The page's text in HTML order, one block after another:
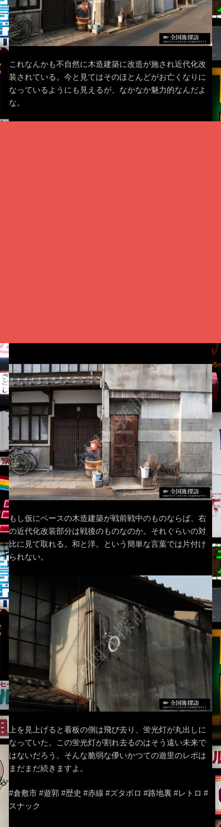
これなんかも不自然に木造建築に改造が施され近代化改
装されている。今と見てはそのほとんどがお亡くなりに
なっているようにも見えるが、なかなか魅力的なんだよ
な。
もし仮にベースの木造建築が戦前戦中のものならば、右
の近代化改装部分は戦後のものなのか。それぐらいの対
比に見て取れる。和と洋。という簡単な言葉では片付け
られない。
上を見上げると看板の側は飛び去り、蛍光灯が丸出しに
なっていた。この蛍光灯が割れ去るのはそう遠い未来で
はないだろう。そんな脆弱な儚いかつての遊里のレポは
まだまだ続きますよ。
#倉敷市 #遊郭 #歴史 #赤線 #ズタボロ #路地裏 #レトロ #
スナック